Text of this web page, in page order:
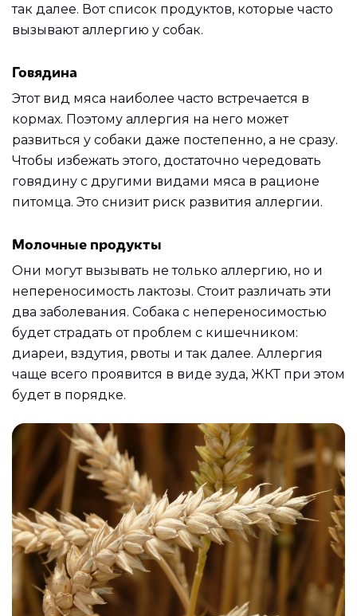
так далее. Вот список продуктов, которые часто
вызывают аллергию у собак.
Говядина
Этот вид мяса наиболее часто встречается в
кормах. Поэтому аллергия на него может
развиться у собаки даже постепенно, а не сразу.
Чтобы избежать этого, достаточно чередовать
говядину с другими видами мяса в рационе
питомца. Это снизит риск развития аллергии.
Молочные продукты
Они могут вызывать не только аллергию, но и
непереносимость лактозы. Стоит различать эти
два заболевания. Собака с непереносимостью
будет страдать от проблем с кишечником:
диареи, вздутия, рвоты и так далее. Аллергия
чаще всего проявится в виде зуда, ЖКТ при этом
будет в порядке.